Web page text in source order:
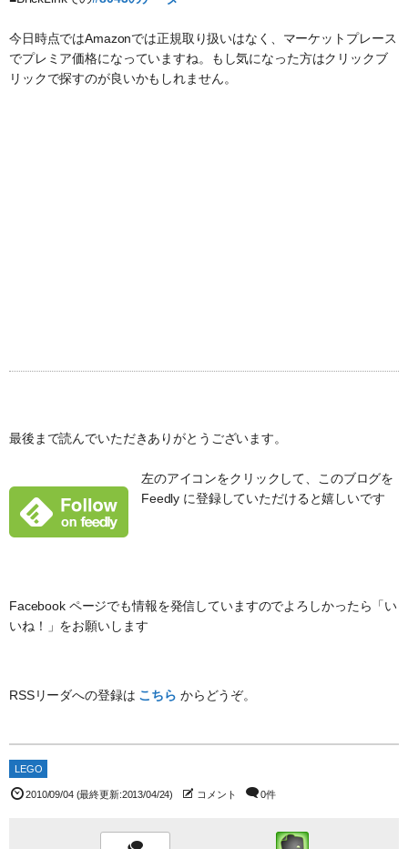
今日時点ではAmazonでは正規取り扱いはなく、マーケットプレース
でプレミア価格になっていますね。もし気になった方はクリックブ
リックで探すのが良いかもしれません。
最後まで読んでいただきありがとうございます。
左のアイコンをクリックして、このブログを
Feedly に登録していただけると嬉しいです
Facebook ページでも情報を発信していますのでよろしかったら「い
いね！」をお願いします
RSSリーダへの登録は こちら からどうぞ。
LEGO
2010/09/04(最終更新:2013/04/24) コメント 0件